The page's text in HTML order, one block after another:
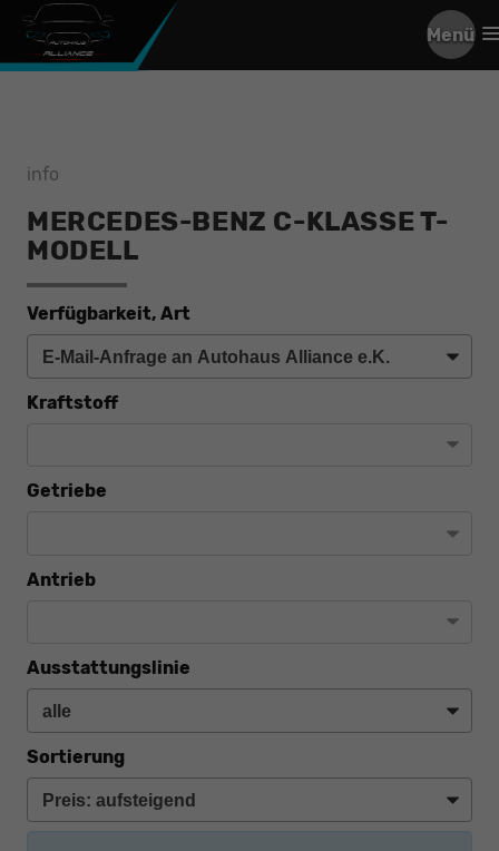
Menü
info
MERCEDES-BENZ C-KLASSE T-
MODELL
Verfügbarkeit, Art
Kraftstoff
Getriebe
Antrieb
Ausstattungslinie
Sortierung